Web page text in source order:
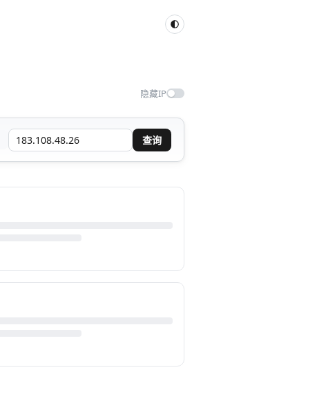
隐藏IP
查询